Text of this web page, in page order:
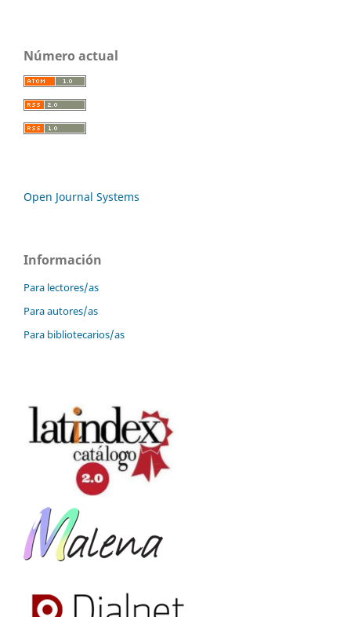
Número actual
Open Journal Systems
Información
Para lectores/as
Para autores/as
Para bibliotecarios/as